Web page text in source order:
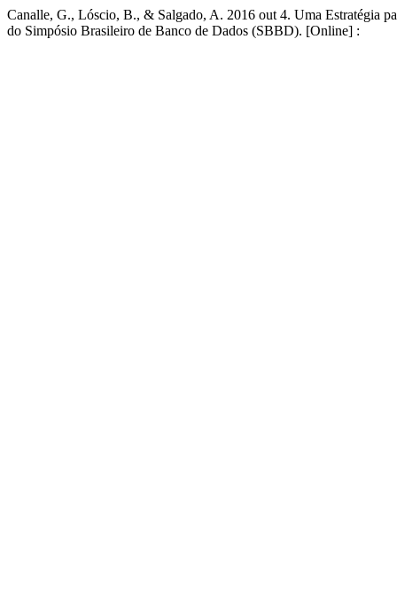
Canalle, G., Lóscio, B., & Salgado, A. 2016 out 4. Uma Estratégia
do Simpósio Brasileiro de Banco de Dados (SBBD). [Online] :